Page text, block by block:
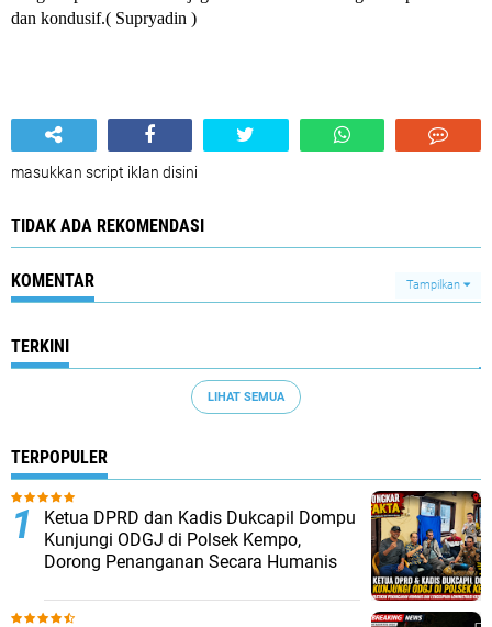
dan kondusif.( Supryadin )
masukkan script iklan disini
TIDAK ADA REKOMENDASI
KOMENTAR Tampilkan
TERKINI
LIHAT SEMUA
TERPOPULER
Ketua DPRD dan Kadis Dukcapil Dompu
Kunjungi ODGJ di Polsek Kempo,
Dorong Penanganan Secara Humanis